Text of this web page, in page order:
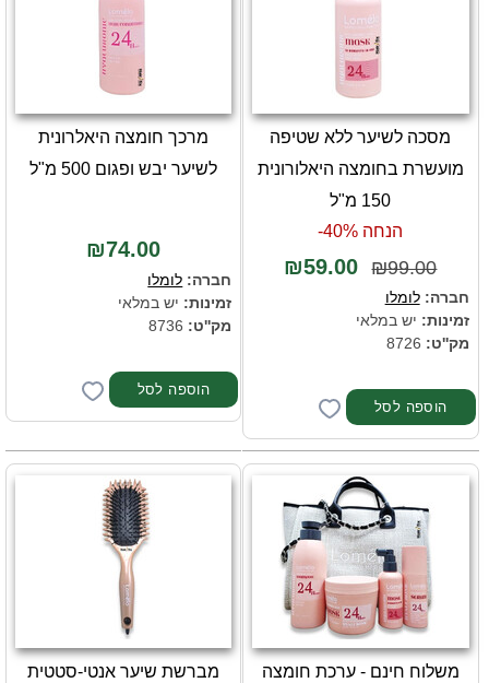
מסכה לשיער ללא שטיפה
מועשרת בחומצה היאלורונית
150 מ"ל
הנחה 40%-
₪99.00
₪59.00
חברה:לומלו
זמינות: יש במלאי
מק''ט:
מרכך חומצה היאלרונית
לשיער יבש ופגום 500 מ"ל
₪74.00
חברה: לומלו
זמינות: יש במלאי
מק''ט:
משלוח חינם - ערכת חומצה
מברשת שיער אנטי-סטטית